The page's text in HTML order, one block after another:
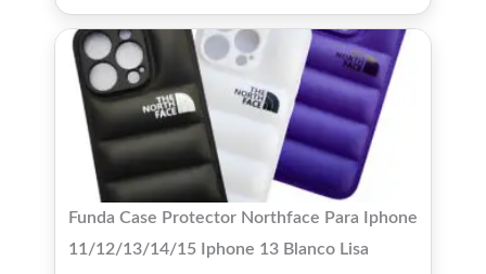
Funda Case Protector Northface Para Iphone
11/12/13/14/15 Iphone 13 Blanco Lisa